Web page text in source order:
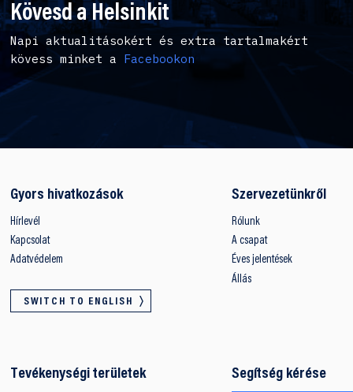
Kövesd a Helsinkit
Napi aktualitásokért és extra tartalmakért
kövess minket a Facebookon
Gyors hivatkozások
Hírlevél
Kapcsolat
Adatvédelem
SWITCH TO ENGLISH
Szervezetünkről
Rólunk
A csapat
Éves jelentések
Állás
Tevékenységi területek Segítség kérése